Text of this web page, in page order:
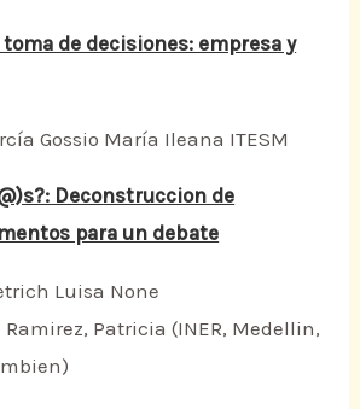
de decisiones: empresa y
Gossio María Ileana ITESM
Deconstruccion de
para un debate
Luisa None
Ramirez, Patricia (INER, Medellin,